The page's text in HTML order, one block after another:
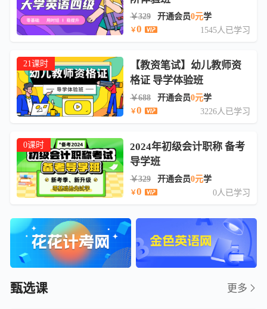
￥329 开通会员0元学
￥0 1545人已学习
21课时
【教资笔试】幼儿教师资
格证 导学体验班
￥688 开通会员0元学
￥0 3226人已学习
0课时
2024年初级会计职称 备考
导学班
￥329 开通会员0元学
￥0 0人已学习
甄选课 更多